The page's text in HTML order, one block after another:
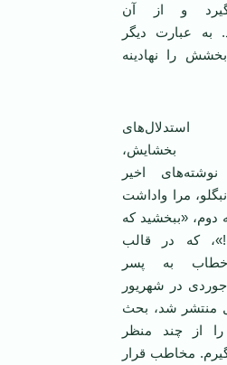
و از آن
به عبارت دیگر
را نهادینه
بخشایش،
اخیر
مرا واداشت
دوم، «ببخشید که
که در قالب
خطاب به پسر
در شهریور
منتشر شد، بحث
از چند منظر
مخاطب قرار